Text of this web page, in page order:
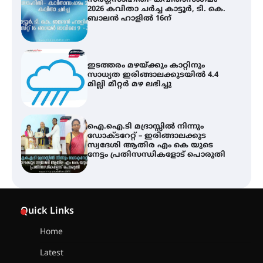
2026 കവിതാ ചർച്ച കാട്ടൂർ, ടി. കെ.
ബാലൻ ഹാളിൽ 16ന്
ഇടത്തരം മഴയ്ക്കും കാറ്റിനും
സാധ്യത ഇരിങ്ങാലക്കുടയിൽ 4.4
മില്ലി മീറ്റർ മഴ ലഭിച്ചു
ഐ.ഐ.ടി മദ്രാസ്സിൽ നിന്നും
ഡോക്ടറേറ്റ് – ഇരിങ്ങാലക്കുട
സ്വദേശി ആതിര എം കെ യുടെ
നേട്ടം പ്രതിസന്ധികളോട് പൊരുതി
Quick Links
Home
Latest